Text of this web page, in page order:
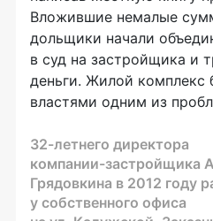
Вложившие немалые
дольщики начали
в суд на застройщика и
деньги. Жилой комплекс
властями одним из
32-летнего директора
компании-застройщика
Грядовкина в 2012 году
у собственного офиса